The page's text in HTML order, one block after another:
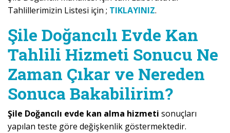
Tahlillerimizin Listesi için ; TIKLAYINIZ.
Şile Doğancılı Evde Kan
Tahlili Hizmeti Sonucu Ne
Zaman Çıkar ve Nereden
Sonuca Bakabilirim?
Şile Doğancılı evde kan alma hizmeti sonuçları
yapılan teste göre değişkenlik göstermektedir.